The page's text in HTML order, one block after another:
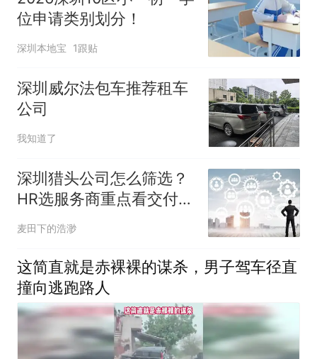
位申请类别划分！
深圳本地宝 1跟贴
深圳威尔法包车推荐租车
公司
我知道了
深圳猎头公司怎么筛选？
HR选服务商重点看交付能
力
麦田下的浩渺
这简直就是赤裸裸的谋杀，男子驾车径直
撞向逃跑路人